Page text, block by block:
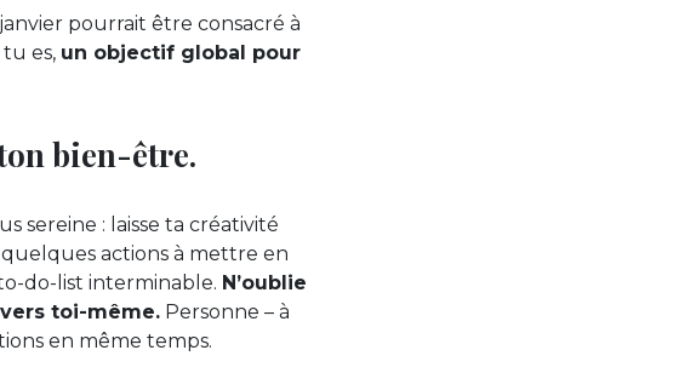
pourrait être consacré à
es, un objectif global pour
bien-être.
sereine : laisse ta créativité
actions à mettre en
do-list interminable. N’oublie
toi-même. Personne – à
en même temps.